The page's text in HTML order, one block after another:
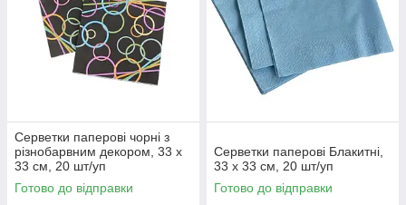
Серветки паперові чорні з
різнобарвним декором, 33 х
33 см, 20 шт/уп
Готово до відправки
Серветки паперові Блакитні,
33 х 33 см, 20 шт/уп
Готово до відправки